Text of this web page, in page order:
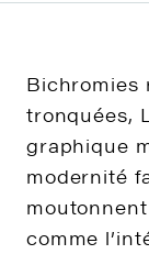
Bichromies
tronquées,
graphique
modernité
comme